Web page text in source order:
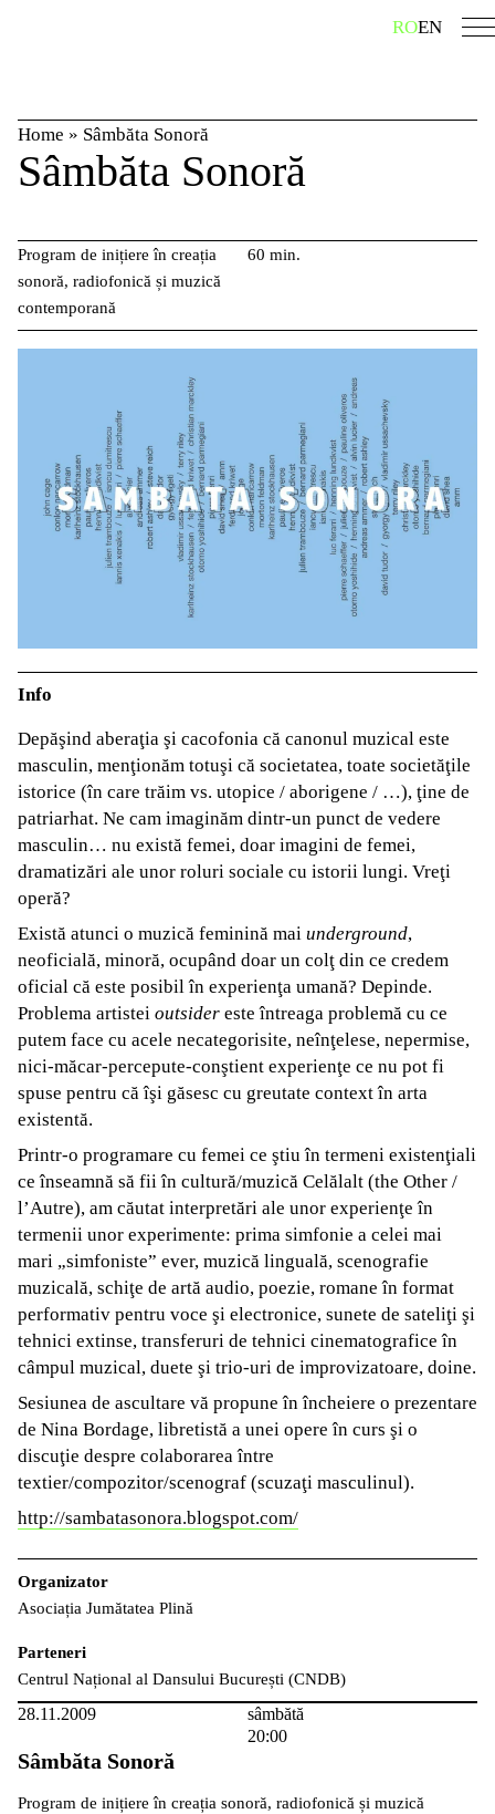
ROEN
Home » Sâmbăta Sonoră
Sâmbăta Sonoră
Program de inițiere în creația
sonoră, radiofonică și muzică
contemporană
60 min.
Info
Depăşind aberaţia şi cacofonia că canonul muzical este
masculin, menţionăm totuşi că societatea, toate societăţile
istorice (în care trăim vs. utopice / aborigene / …), ţine de
patriarhat. Ne cam imaginăm dintr-un punct de vedere
masculin… nu există femei, doar imagini de femei,
dramatizări ale unor roluri sociale cu istorii lungi. Vreţi
operă?
Există atunci o muzică feminină mai underground,
neoficială, minoră, ocupând doar un colţ din ce credem
oficial că este posibil în experienţa umană? Depinde.
Problema artistei outsider este întreaga problemă cu ce
putem face cu acele necategorisite, neînţelese, nepermise,
nici-măcar-percepute-conştient experienţe ce nu pot fi
spuse pentru că îşi găsesc cu greutate context în arta
existentă.
Printr-o programare cu femei ce ştiu în termeni existenţiali
ce înseamnă să fii în cultură/muzică Celălalt (the Other /
l’Autre), am căutat interpretări ale unor experienţe în
termenii unor experimente: prima simfonie a celei mai
mari „simfoniste” ever, muzică linguală, scenografie
muzicală, schiţe de artă audio, poezie, romane în format
performativ pentru voce şi electronice, sunete de sateliţi şi
tehnici extinse, transferuri de tehnici cinematografice în
câmpul muzical, duete şi trio-uri de improvizatoare, doine.
Sesiunea de ascultare vă propune în încheiere o prezentare
de Nina Bordage, libretistă a unei opere în curs şi o
discuţie despre colaborarea între
textier/compozitor/scenograf (scuzaţi masculinul).
http://sambatasonora.blogspot.com/
Organizator
Asociația Jumătatea Plină
Parteneri
Centrul Național al Dansului București (CNDB)
28.11.2009
sâmbătă
20:00
Sâmbăta Sonoră
Program de inițiere în creația sonoră, radiofonică și muzică